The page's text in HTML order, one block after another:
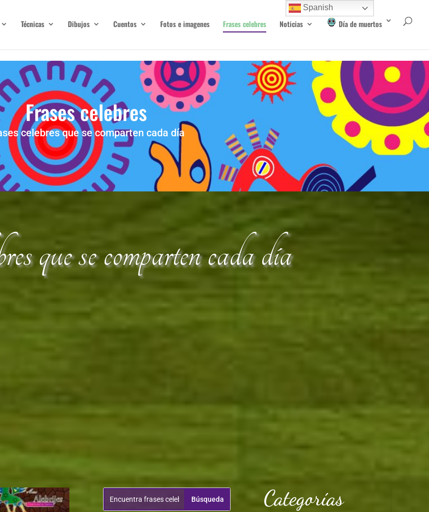
Técnicas Dibujos Cuentos Fotos e imagenes Frases celebres Noticias Día de muertos
Frases celebres
celebres que se comparten cada día
que se comparten cada día
Categorías
Spanish